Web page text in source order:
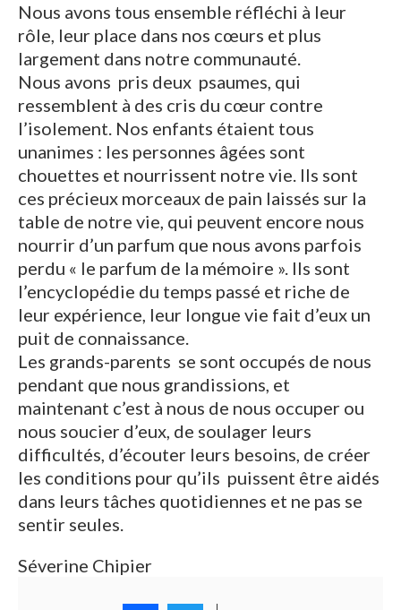
Nous avons tous ensemble réfléchi à leur
rôle, leur place dans nos cœurs et plus
largement dans notre communauté.
Nous avons pris deux psaumes, qui
ressemblent à des cris du cœur contre
l’isolement. Nos enfants étaient tous
unanimes : les personnes âgées sont
chouettes et nourrissent notre vie. Ils sont
ces précieux morceaux de pain laissés sur la
table de notre vie, qui peuvent encore nous
nourrir d’un parfum que nous avons parfois
perdu « le parfum de la mémoire ». Ils sont
l’encyclopédie du temps passé et riche de
leur expérience, leur longue vie fait d’eux un
puit de connaissance.
Les grands-parents se sont occupés de nous
pendant que nous grandissions, et
maintenant c’est à nous de nous occuper ou
nous soucier d’eux, de soulager leurs
difficultés, d’écouter leurs besoins, de créer
les conditions pour qu’ils puissent être aidés
dans leurs tâches quotidiennes et ne pas se
sentir seules.
Séverine Chipier